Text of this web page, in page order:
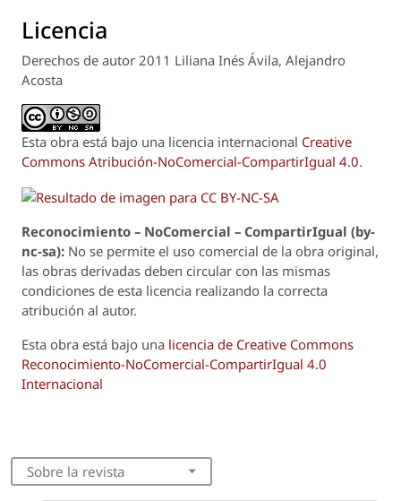
Licencia
Derechos de autor 2011 Liliana Inés Ávila, Alejandro
Acosta
Esta obra está bajo una licencia internacional Creative
Commons Atribución-NoComercial-CompartirIgual 4.0.
Reconocimiento – NoComercial – CompartirIgual (by-
nc-sa): No se permite el uso comercial de la obra original,
las obras derivadas deben circular con las mismas
condiciones de esta licencia realizando la correcta
atribución al autor.
Esta obra está bajo una licencia de Creative Commons
Reconocimiento-NoComercial-CompartirIgual 4.0
Internacional
Sobre la revista